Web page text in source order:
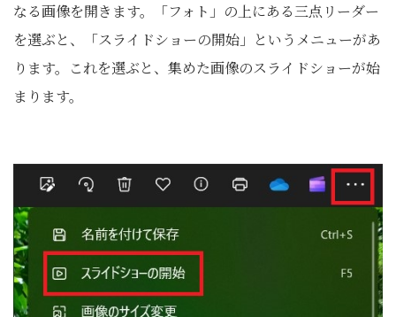
なる画像を開きます。「フォト」の上にある三点リーダー
を選ぶと、「スライドショーの開始」というメニューがあ
ります。これを選ぶと、集めた画像のスライドショーが始
まります。